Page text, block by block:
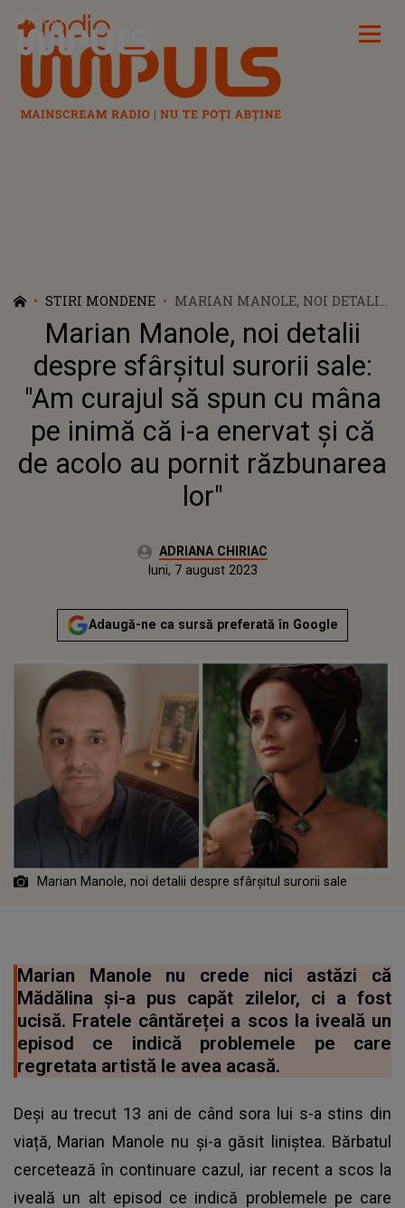
Radio Impuls
STIRI MONDENE
MARIAN MANOLE, NOI DETALII
DESPRE SFÂRȘITUL SURORII
SALE: "AM CURAJUL SĂ SPUN
CU MÂNA PE INIMĂ CĂ I-A
ENERVAT ȘI CĂ DE ACOLO AU
PORNIT RĂZBUNAREA LOR"
Marian Manole, noi detalii
despre sfârșitul surorii sale:
"Am curajul să spun cu mâna
pe inimă că i-a enervat și că
de acolo au pornit răzbunarea
lor"
Autor:ADRIANA CHIRIAC
Actualizat:
luni, 7 august 2023
Adaugă-ne ca sursă preferată în Google
Marian Manole, noi detalii despre sfârșitul surorii sale
Marian Manole nu crede nici astăzi că
Mădălina și-a pus capăt zilelor, ci a fost
ucisă. Fratele cântăreței a scos la iveală un
episod ce indică problemele pe care
regretata artistă le avea acasă.
Deși au trecut 13 ani de când sora lui s-a stins din
viață, Marian Manole nu și-a găsit liniștea. Bărbatul
cercetează în continuare cazul, iar recent a scos la
iveală un alt episod ce indică problemele pe care